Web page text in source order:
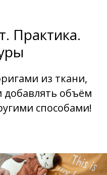
Практика.
из ткани,
объём
способами!